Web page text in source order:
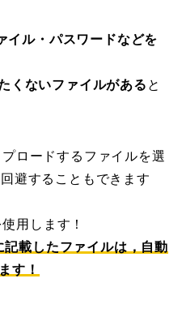
イル・パスワードなどを
くないファイルがある と
ロードするファイルを選
避することもできます
用します！
載したファイルは，自動
す！